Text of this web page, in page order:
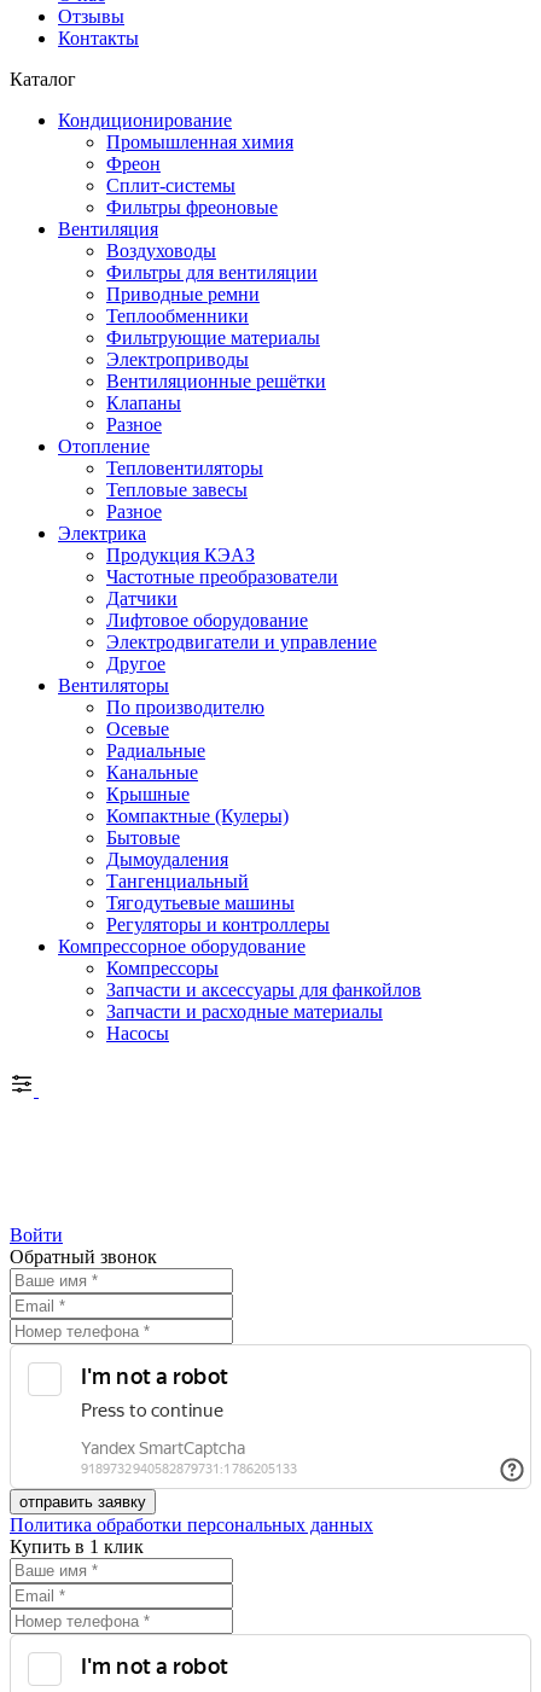
Отзывы
Контакты
Каталог
Кондиционирование
Промышленная химия
Фреон
Сплит-системы
Фильтры фреоновые
Вентиляция
Воздуховоды
Фильтры для вентиляции
Приводные ремни
Теплообменники
Фильтрующие материалы
Электроприводы
Вентиляционные решётки
Клапаны
Разное
Отопление
Тепловентиляторы
Тепловые завесы
Разное
Электрика
Продукция КЭАЗ
Частотные преобразователи
Датчики
Лифтовое оборудование
Электродвигатели и управление
Другое
Вентиляторы
По производителю
Осевые
Радиальные
Канальные
Крышные
Компактные (Кулеры)
Бытовые
Дымоудаления
Тангенциальный
Тягодутьевые машины
Регуляторы и контроллеры
Компрессорное оборудование
Компрессоры
Запчасти и аксессуары для фанкойлов
Запчасти и расходные материалы
Насосы
Войти
Обратный звонок
Политика обработки персональных данных
Купить в 1 клик